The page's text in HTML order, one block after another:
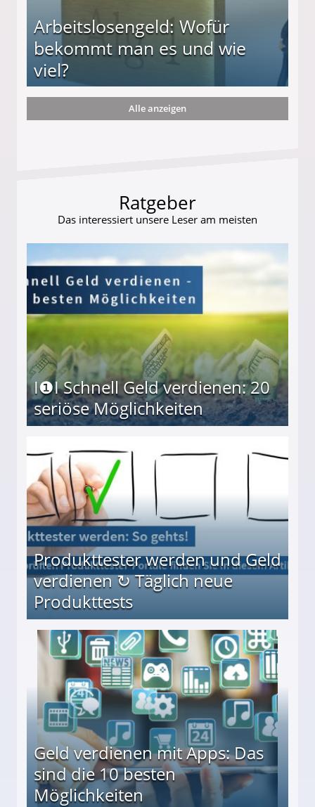
Arbeitslosengeld: Wofür
bekommt man es und wie
viel?
und wie viel?
Alle anzeigen
Ratgeber
Das interessiert unsere Leser am meisten
I❶I Schnell Geld verdienen: 20
seriöse Möglichkeiten
Produkttester werden und Geld
verdienen ↻ Täglich neue
Produkttests
↻ Täglich neue Produkttests
Geld verdienen mit Apps: Das
sind die 10 besten
Möglichkeiten